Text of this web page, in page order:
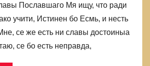
Пославшаго Мя ищу, что ради
учити, Истинен бо Есмь, и несть
се же есть ни славы достоиныа
се бо есть неправда,